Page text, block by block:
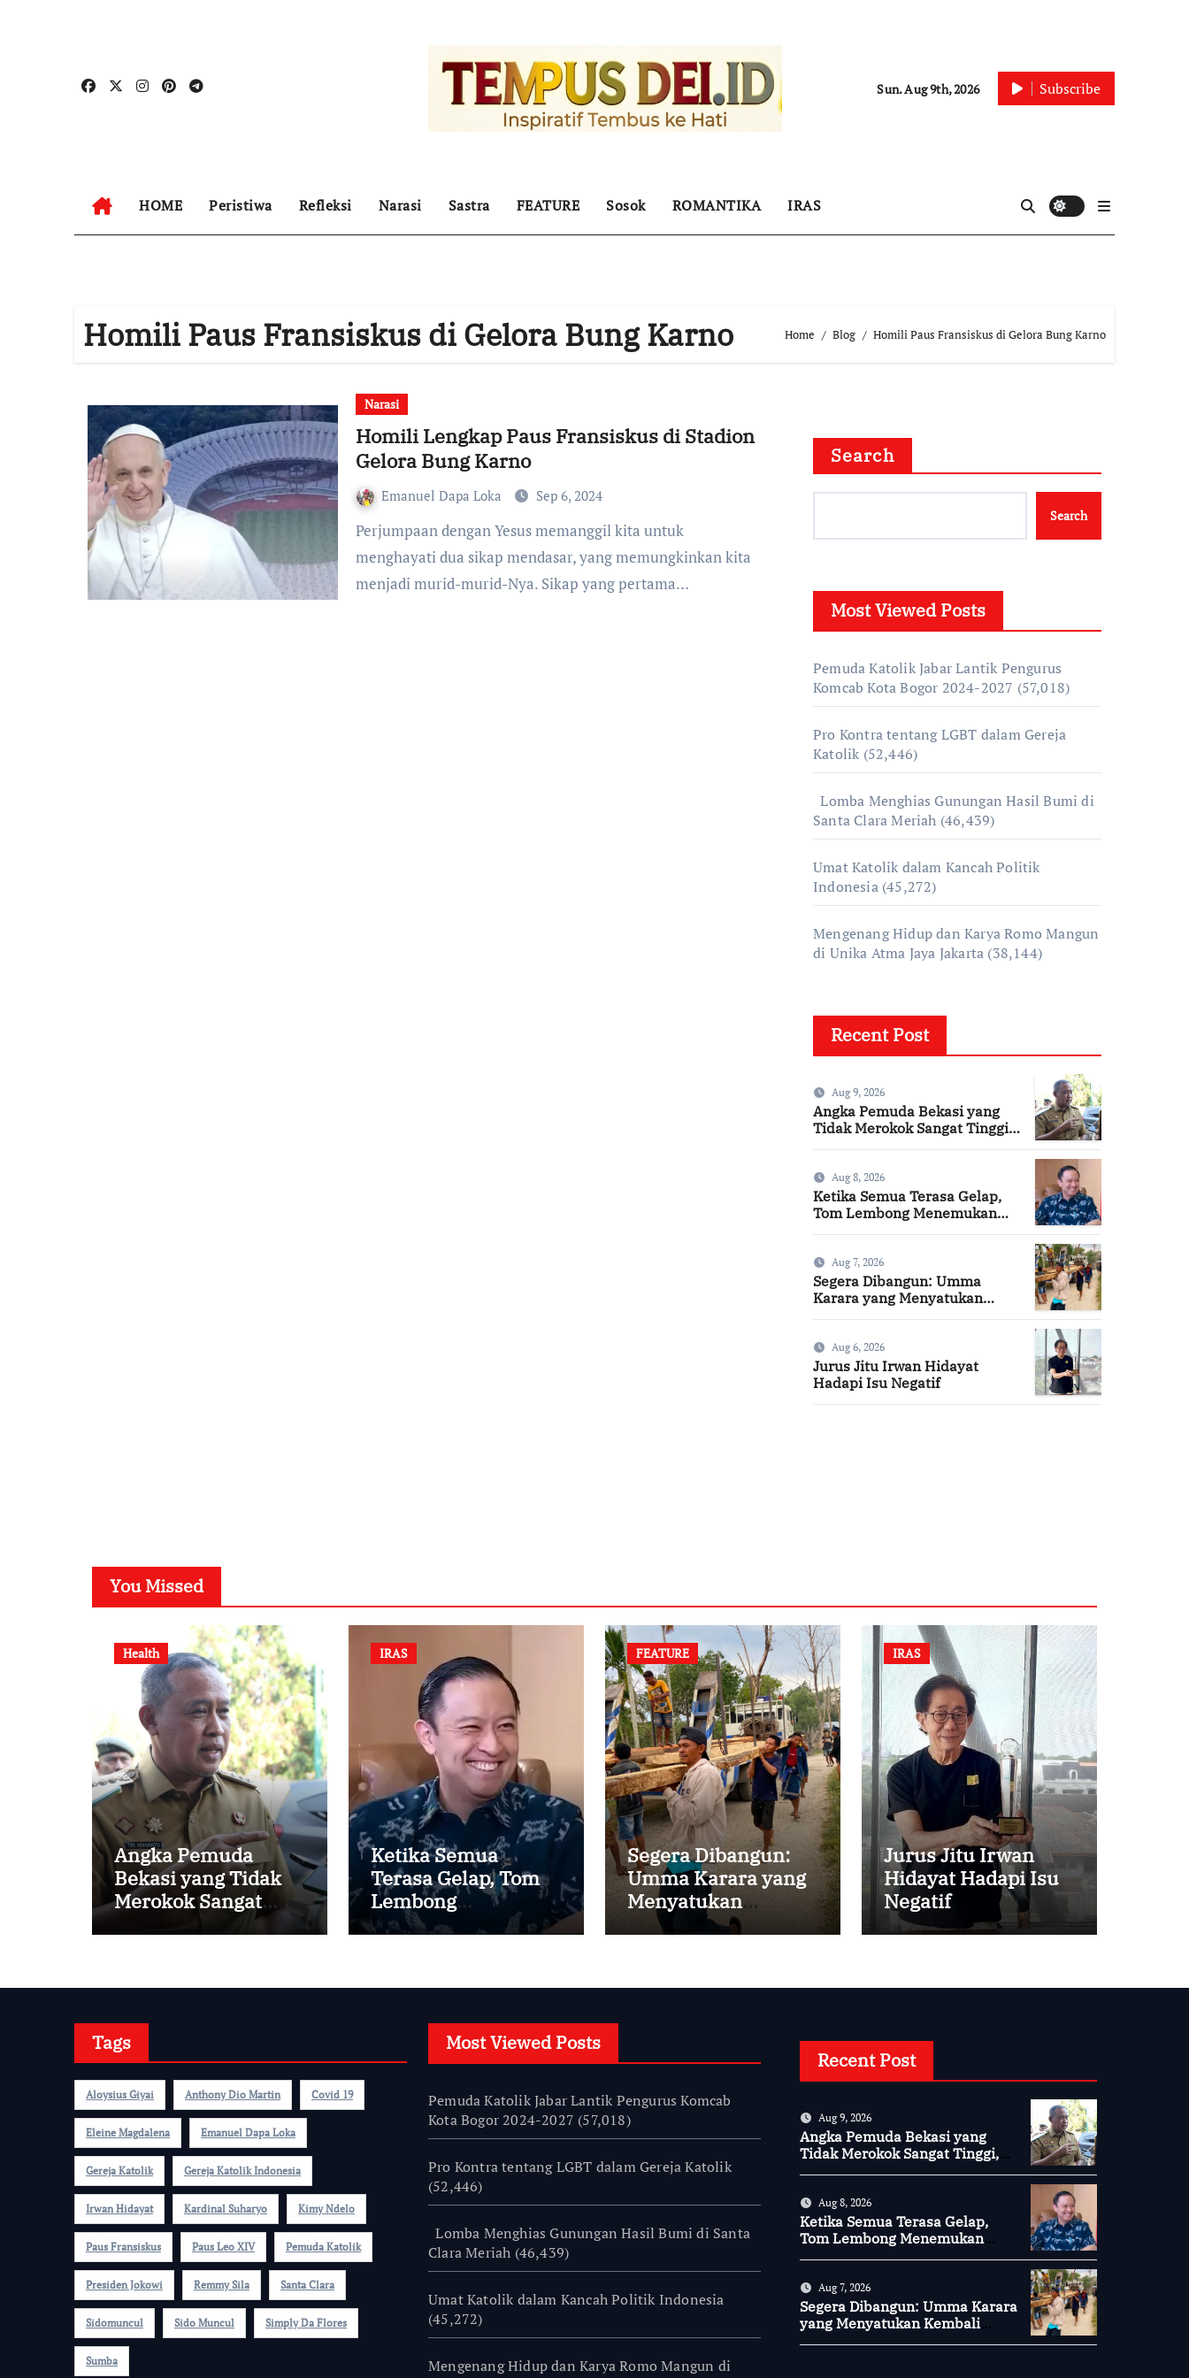
Sun. Aug 9th, 2026 Subscribe
HOME Peristiwa Refleksi Narasi Sastra FEATURE Sosok ROMANTIKA IRAS
Homili Paus Fransiskus di Gelora Bung Karno Home Blog Homili Paus Fransiskus di Gelora Bung Karno
Narasi
Homili Lengkap Paus Fransiskus di Stadion
Gelora Bung Karno
Emanuel Dapa Loka Sep 6, 2024
Perjumpaan dengan Yesus memanggil kita untuk
menghayati dua sikap mendasar, yang memungkinkan kita
menjadi murid-murid-Nya. Sikap yang pertama…
Search
Search
Most Viewed Posts
Pemuda Katolik Jabar Lantik Pengurus
Komcab Kota Bogor 2024-2027 (57,018)
Pro Kontra tentang LGBT dalam Gereja
Katolik (52,446)
Lomba Menghias Gunungan Hasil Bumi di
Santa Clara Meriah (46,439)
Umat Katolik dalam Kancah Politik
Indonesia (45,272)
Mengenang Hidup dan Karya Romo Mangun
di Unika Atma Jaya Jakarta (38,144)
Recent Post
Aug 9, 2026
Angka Pemuda Bekasi yang
Tidak Merokok Sangat Tinggi,
Aug 8, 2026
Ketika Semua Terasa Gelap,
Tom Lembong Menemukan
Aug 7, 2026
Segera Dibangun: Umma
Karara yang Menyatukan
Aug 6, 2026
Jurus Jitu Irwan Hidayat
Hadapi Isu Negatif
You Missed
Health
Angka Pemuda
Bekasi yang Tidak
Merokok Sangat
Tinggi, Bagaimana
IRAS
Ketika Semua
Terasa Gelap, Tom
Lembong
Menemukan Cinta
FEATURE
Segera Dibangun:
Umma Karara yang
Menyatukan
Kembali
IRAS
Jurus Jitu Irwan
Hidayat Hadapi Isu
Negatif
Tags
Aloysius Giyai Anthony Dio Martin Covid 19
Eleine Magdalena Emanuel Dapa Loka
Gereja Katolik Gereja Katolik Indonesia
Irwan Hidayat Kardinal Suharyo Kimy Ndelo
Paus Fransiskus Paus Leo XIV Pemuda Katolik
Presiden Jokowi Remmy Sila Santa Clara
Sidomuncul Sido Muncul Simply Da Flores
Sumba
Most Viewed Posts
Pemuda Katolik Jabar Lantik Pengurus Komcab
Kota Bogor 2024-2027 (57,018)
Pro Kontra tentang LGBT dalam Gereja Katolik
(52,446)
Lomba Menghias Gunungan Hasil Bumi di Santa
Clara Meriah (46,439)
Umat Katolik dalam Kancah Politik Indonesia
(45,272)
Mengenang Hidup dan Karya Romo Mangun di
Recent Post
Aug 9, 2026
Angka Pemuda Bekasi yang
Tidak Merokok Sangat Tinggi,
Aug 8, 2026
Ketika Semua Terasa Gelap,
Tom Lembong Menemukan
Aug 7, 2026
Segera Dibangun: Umma Karara
yang Menyatukan Kembali